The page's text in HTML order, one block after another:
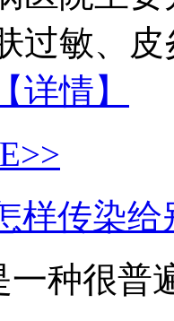
过敏、
【详情】
样传染给
种很普